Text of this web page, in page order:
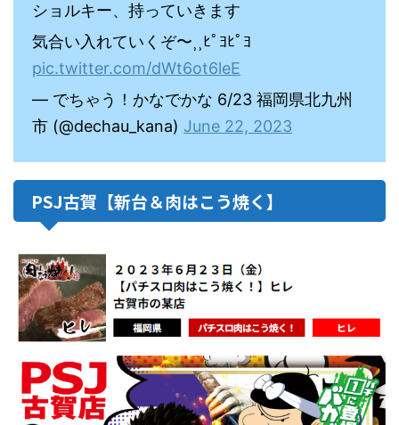
ショルキー、持っていきます
気合い入れていくぞ〜⸒⸒ﾋﾟﾖﾋﾟﾖ
pic.twitter.com/dWt6ot6leE
— でちゃう！かなでかな 6/23 福岡県北九州
市 (@dechau_kana) June 22, 2023
PSJ古賀【新台＆肉はこう焼く】